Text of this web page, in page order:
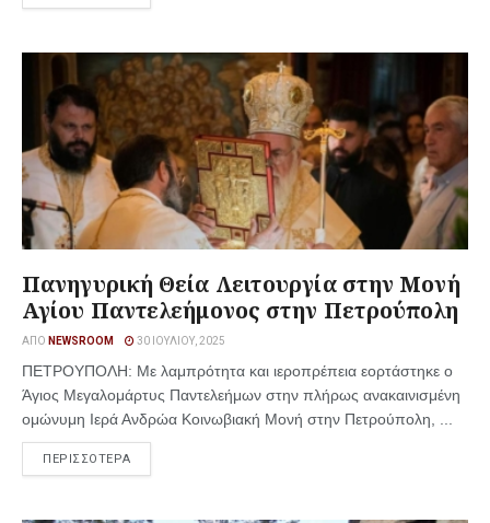
Πανηγυρική Θεία Λειτουργία στην Μονή
Αγίου Παντελεήμονος στην Πετρούπολη
ΑΠΌ NEWSROOM 30 ΙΟΥΛΊΟΥ, 2025
ΠΕΤΡΟΥΠΟΛΗ: Με λαμπρότητα και ιεροπρέπεια εορτάστηκε ο
Άγιος Μεγαλομάρτυς Παντελεήμων στην πλήρως ανακαινισμένη
ομώνυμη Ιερά Ανδρώα Κοινωβιακή Μονή στην Πετρούπολη, ...
ΠΕΡΙΣΣΟΤΕΡΑ